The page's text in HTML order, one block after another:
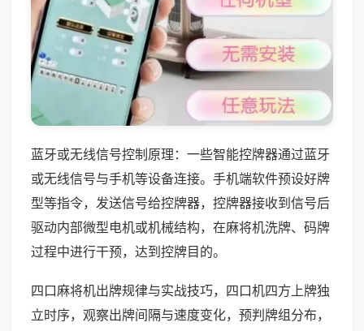
蓝牙或无线信号控制原理：一些智能控牌器通过蓝牙
或无线信号与手机等设备连接。手机端软件预设好牌
型等指令，发送信号给控牌器，控牌器接收到信号后
驱动内部微型电机或机械结构，在麻将机洗牌、码牌
过程中进行干预，达到控牌目的。
四口麻将机出牌规律与实战技巧，四口机四方上牌独
立时序，观察出牌间隔与速度变化，预判牌组分布，